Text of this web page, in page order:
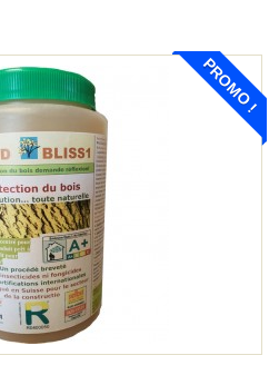
PROMO !